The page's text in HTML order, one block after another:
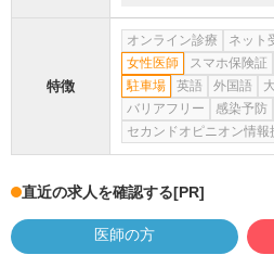
特徴
オンライン診療 ネット
女性医師
スマホ保険証
駐車場
英語 外国語
バリアフリー
感染予防
セカンドオピニオン情報
直近の求人を確認する[PR]
医師の方